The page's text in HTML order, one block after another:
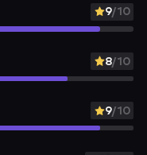
9/10
8/10
9/10